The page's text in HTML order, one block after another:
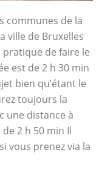
communes de la
ville de Bruxelles
pratique de faire le
est de 2 h 30 min
bien qu’étant le
toujours la
une distance à
2 h 50 min Il
vous prenez via la